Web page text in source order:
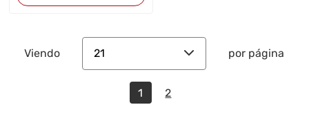
Viendo 21 por página
1 2